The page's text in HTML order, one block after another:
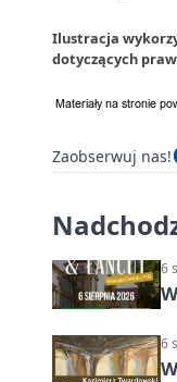
Ilustracja
dotyczących
Zaobserwuj nas!
6
6